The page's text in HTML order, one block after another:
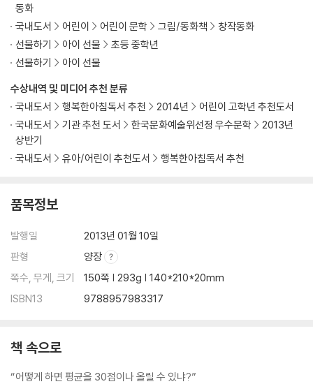
수상내역 및 미디어 추천 분류
국내도서
행복한아침독서 추천 2014년
어린이 고학년 추천도서
국내도서
기관 추천 도서 한국문화예술위선정 우수문학
2013년
상반기
국내도서
유아/어린이 추천도서 행복한아침독서 추천
동화
국내도서
어린이 어린이 문학 그림/동화책
창작동화
선물하기
아이 선물
초등 중학년
선물하기
아이 선물
품목정보
발행일
2013년 01월 10일
판형
양장
쪽수, 무게, 크기
150쪽 | 293g | 140*210*20mm
ISBN13
9788957983317
책 속으로
“어떻게 하면 평균을 30점이나 올릴 수 있냐?”